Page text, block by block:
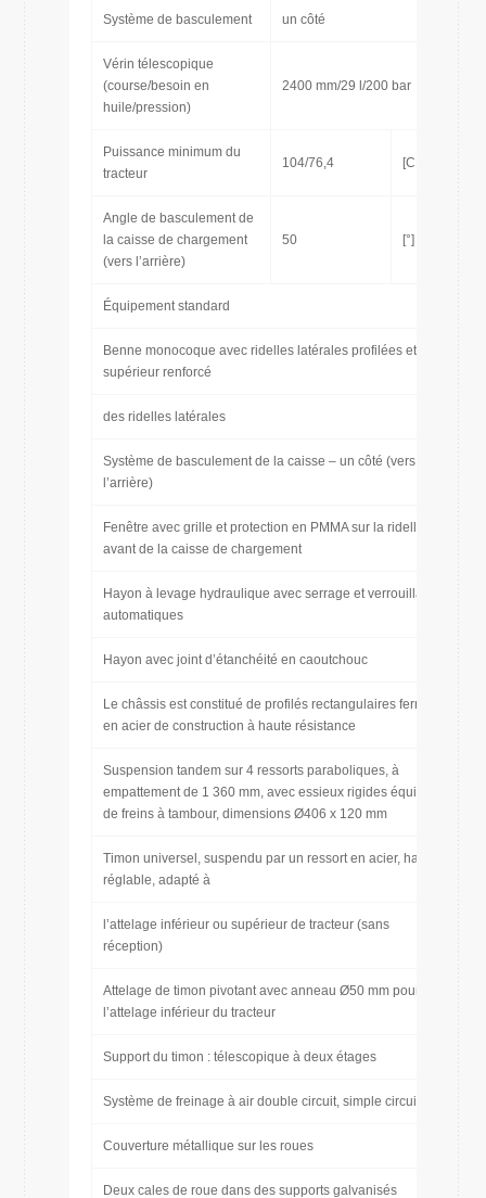
Système de basculement un côté
Vérin télescopique
(course/besoin en
huile/pression)
2400 mm/29 l/200 bar
Puissance minimum du
tracteur
104/76,4 [CH/kW]
Angle de basculement de
la caisse de chargement
(vers l’arrière)
50 [°]
Équipement standard
Benne monocoque avec ridelles latérales profilées et bord
supérieur renforcé
des ridelles latérales
Système de basculement de la caisse – un côté (vers
l’arrière)
Fenêtre avec grille et protection en PMMA sur la ridelle
avant de la caisse de chargement
Hayon à levage hydraulique avec serrage et verrouillage
automatiques
Hayon avec joint d’étanchéité en caoutchouc
Le châssis est constitué de profilés rectangulaires fermés
en acier de construction à haute résistance
Suspension tandem sur 4 ressorts paraboliques, à
empattement de 1 360 mm, avec essieux rigides équipés
de freins à tambour, dimensions Ø406 x 120 mm
Timon universel, suspendu par un ressort en acier, hauteur
réglable, adapté à
l’attelage inférieur ou supérieur de tracteur (sans
réception)
Attelage de timon pivotant avec anneau Ø50 mm pour
l’attelage inférieur du tracteur
Support du timon : télescopique à deux étages
Système de freinage à air double circuit, simple circuit
Couverture métallique sur les roues
Deux cales de roue dans des supports galvanisés